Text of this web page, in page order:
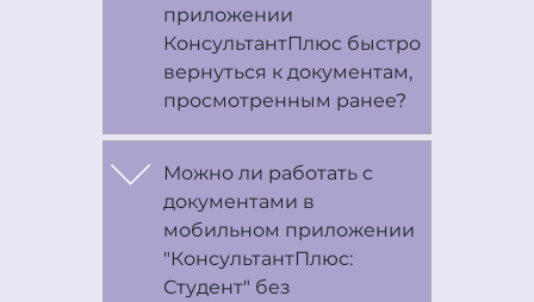
приложении
КонсультантПлюс быстро
вернуться к документам,
просмотренным ранее?
Можно ли работать с
документами в
мобильном приложении
"КонсультантПлюс:
Студент" без